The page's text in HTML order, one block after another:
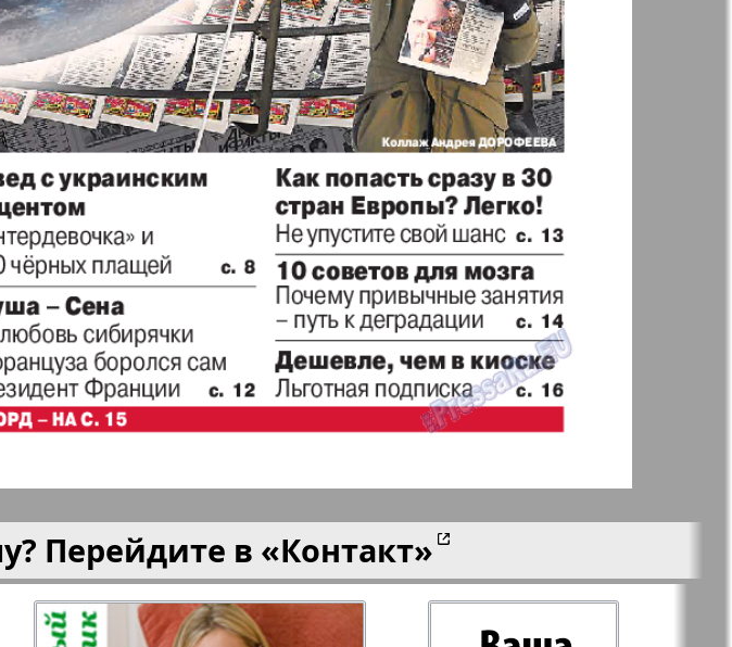
Жасмин Жизнь женщины
Игуана Идеальная фирма
Карьера Катюша
КП Испания Крот в Германии
LDK по-русски
Мюнхен-сити
My City Frankfurt
Перейдите в «Контакт»